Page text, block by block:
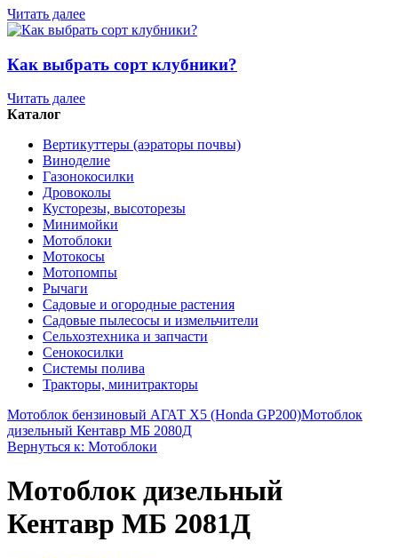
Читать далее
Как выбрать сорт клубники?
Читать далее
Каталог
Вертикуттеры (аэраторы почвы)
Виноделие
Газонокосилки
Дровоколы
Кусторезы, высоторезы
Минимойки
Мотоблоки
Мотокосы
Мотопомпы
Рычаги
Садовые и огородные растения
Садовые пылесосы и измельчители
Сельхозтехника и запчасти
Сенокосилки
Системы полива
Тракторы, минитракторы
Мотоблок бензиновый АГАТ X5 (Honda GP200)Мотоблок
дизельный Кентавр МБ 2080Д
Вернуться к: Мотоблоки
Мотоблок дизельный
Кентавр МБ 2081Д